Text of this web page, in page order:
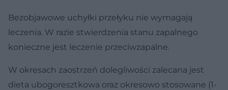
Bezobjawowe uchyłki przełyku nie wymagają
leczenia. W razie stwierdzenia stanu zapalnego
konieczne jest leczenie przeciwzapalne.
W okresach zaostrzeń dolegliwości zalecana jest
dieta ubogoresztkowa oraz okresowo stosowane (1-